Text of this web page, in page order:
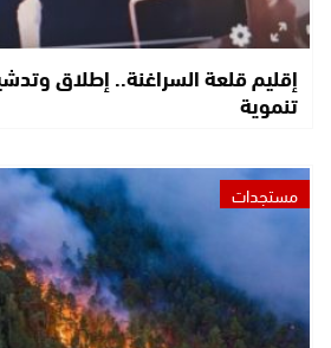
إقليم قلعة السراغنة.. إطلاق
تنموية
مستجدات